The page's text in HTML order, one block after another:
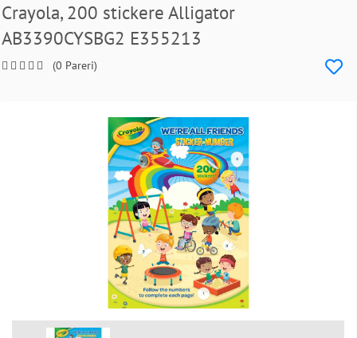
Crayola, 200 stickere Alligator
AB3390CYSBG2 E355213
(0 Pareri)